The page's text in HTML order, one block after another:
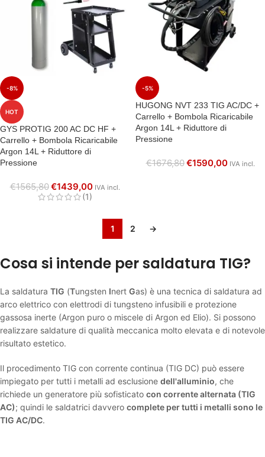
-8%
HOT
GYS PROTIG 200 AC DC HF +
Carrello + Bombola Ricaricabile
Argon 14L + Riduttore di
Pressione
€1565,80€1439,00 IVA incl.
(1)
-5%
HUGONG NVT 233 TIG AC/DC +
Carrello + Bombola Ricaricabile
Argon 14L + Riduttore di
Pressione
€1676,80€1590,00 IVA incl.
1 2 →
Cosa si intende per saldatura TIG?
La saldatura TIG (Tungsten Inert Gas) è una tecnica di saldatura ad
arco elettrico con elettrodi di tungsteno infusibili e protezione
gassosa inerte (Argon puro o miscele di Argon ed Elio). Si possono
realizzare saldature di qualità meccanica molto elevata e di notevole
risultato estetico.
Il procedimento TIG con corrente continua (TIG DC) può essere
impiegato per tutti i metalli ad esclusione dell'alluminio, che
richiede un generatore più sofisticato con corrente alternata (TIG
AC); quindi le saldatrici davvero complete per tutti i metalli sono le
TIG AC/DC.